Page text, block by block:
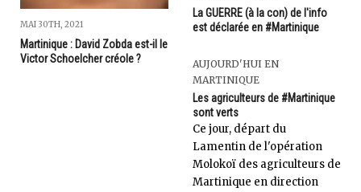
MAI 30TH, 2021
Martinique : David Zobda est-il le
Victor Schoelcher créole ?
La GUERRE (à la con) de l'info
est déclarée en #Martinique
AUJOURD'HUI EN
MARTINIQUE
Les agriculteurs de #Martinique
sont verts
Ce jour, départ du
Lamentin de l'opération
Molokoï des agriculteurs de
Martinique en direction